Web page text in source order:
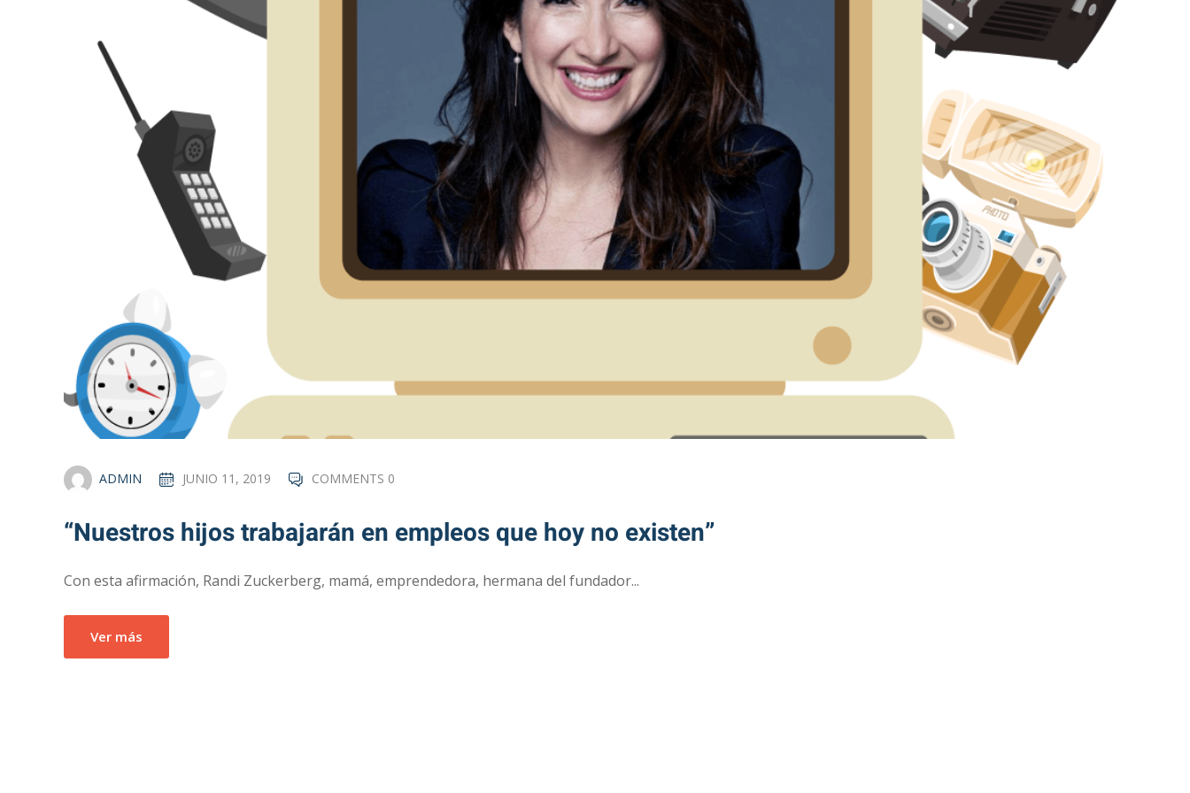
ADMIN JUNIO 11, 2019 COMMENTS 0
“Nuestros hijos trabajarán en empleos que hoy no existen”
Con esta afirmación, Randi Zuckerberg, mamá, emprendedora, hermana del fundador...
Ver más